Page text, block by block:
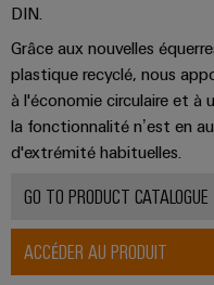
DIN.
Grâce aux nouvelles
plastique recyclé, nous
à l'économie circulaire et à
la fonctionnalité n’est en
d'extrémité habituelles.
GO TO PRODUCT CATALOGUE
ACCÉDER AU PRODUIT